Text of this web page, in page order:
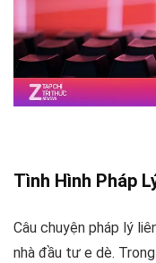
Tình Hình Pháp
Câu chuyện pháp lý
nhà đầu tư e dè.